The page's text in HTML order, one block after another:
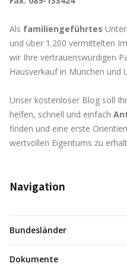
Als familiengeführtes
und über 1.200 vermittelten
wir Ihre vertrauenswürdigen
Hausverkauf in München und
Unser kostenloser Blog soll
helfen, schnell und einfach
finden und eine erste
wertvollen Eigentums zu
Navigation
Bundesländer
Dokumente